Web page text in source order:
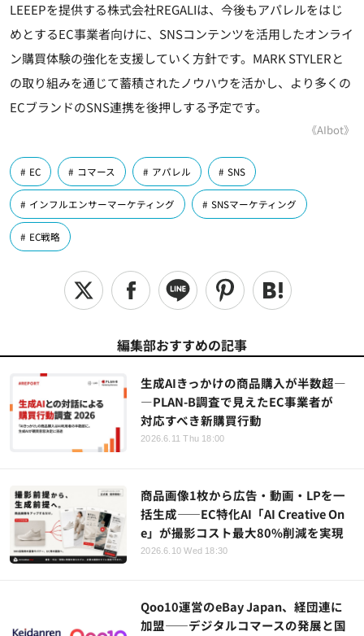
LEEEPを提供する株式会社REGALIは、今後もアパレルをはじ
めとするEC事業者向けに、SNSコンテンツを活用したオンライ
ン購買体験の強化を支援していく方針です。MARK STYLERと
の取り組みを通じて蓄積されたノウハウを活かし、より多くの
ECブランドのSNS連携を後押しする予定です。
《AIbot》
EC コマース アパレル SNS
インフルエンサーマーケティング SNSマーケティング
EC戦略
編集部おすすめの記事
生成AIきっかけの商品購入が半数超―
―PLAN-B調査で見えたEC事業者が
対応すべき新購買行動
2026.6.11 Thu 18:00
商品画像1枚から広告・動画・LPを一
括生成――EC特化AI「AI Creative On
e」が撮影コスト最大80%削減を実現
2026.6.10 Wed 18:30
Qoo10運営のeBay Japan、経団連に
加盟——デジタルコマースの発展と国